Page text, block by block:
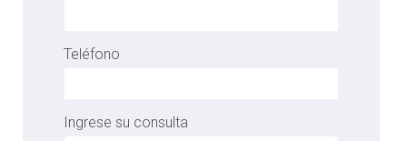
Teléfono
Ingrese su consulta